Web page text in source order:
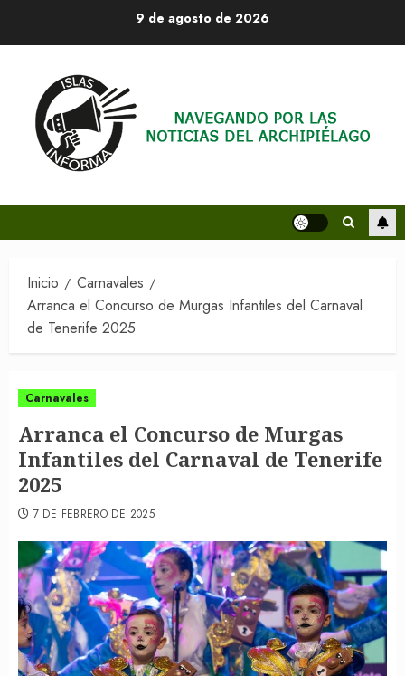
9 de agosto de 2026
Inicio
Carnavales
Arranca el Concurso de Murgas Infantiles del Carnaval
de Tenerife 2025
Carnavales
Arranca el Concurso de Murgas
Infantiles del Carnaval de Tenerife
2025
7 DE FEBRERO DE 2025